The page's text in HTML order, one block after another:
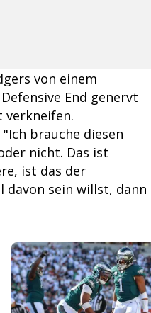
von einem
End genervt
verkneifen.
brauche diesen
nicht. Das ist
ist das der
davon sein willst, dann